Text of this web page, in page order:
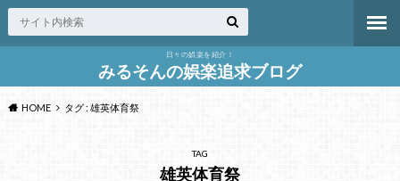
日々の娯楽を紹介！
みるそんの娯楽追求ブログ
HOME タグ : 雄英体育祭
TAG
雄英体育祭